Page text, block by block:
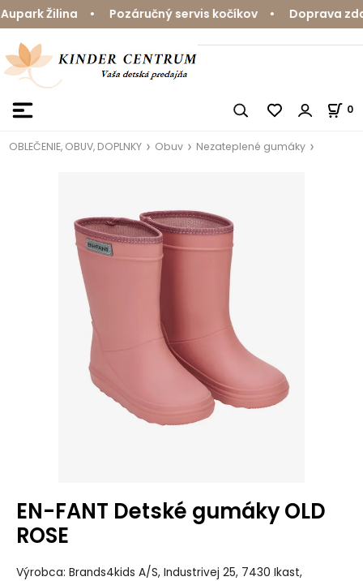
Žilina • Pozáručný servis kočíkov • Doprava
0
OBLEČENIE, OBUV, DOPLNKY Obuv Nezateplené gumáky
EN-FANT Detské gumáky OLD
ROSE
Výrobca: Brands4kids A/S, Industrivej 25, 7430 Ikast,